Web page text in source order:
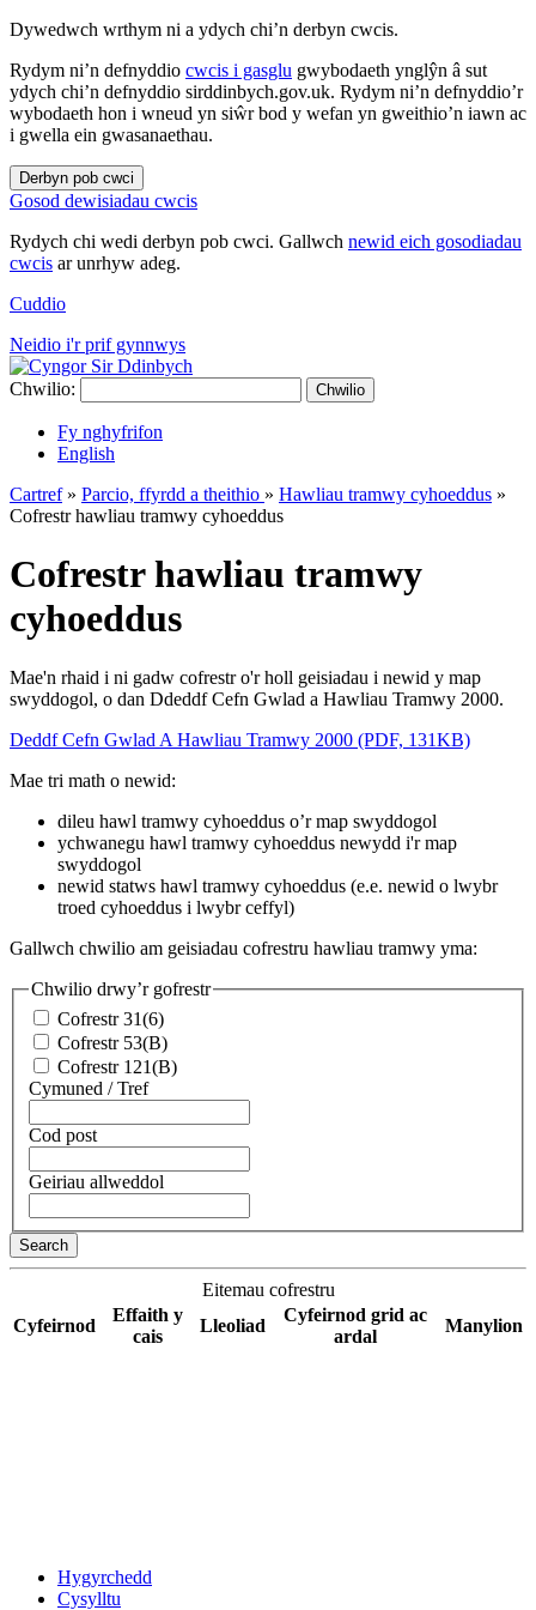
Dywedwch wrthym ni a ydych chi’n derbyn cwcis.
Rydym ni’n defnyddio cwcis i gasglu gwybodaeth ynglŷn â sut
ydych chi’n defnyddio sirddinbych.gov.uk. Rydym ni’n defnyddio’r
wybodaeth hon i wneud yn siŵr bod y wefan yn gweithio’n iawn ac
i gwella ein gwasanaethau.
Derbyn pob cwci
Gosod dewisiadau cwcis
Rydych chi wedi derbyn pob cwci. Gallwch newid eich gosodiadau
cwcis ar unrhyw adeg.
Cuddio
Neidio i'r prif gynnwys
Chwilio: Chwilio
Fy nghyfrifon
English
Cartref» Parcio, ffyrdd a theithio » Hawliau tramwy cyhoeddus »
Cofrestr hawliau tramwy cyhoeddus
Cofrestr hawliau tramwy
cyhoeddus
Mae'n rhaid i ni gadw cofrestr o'r holl geisiadau i newid y map
swyddogol, o dan Ddeddf Cefn Gwlad a Hawliau Tramwy 2000.
Deddf Cefn Gwlad A Hawliau Tramwy 2000 (PDF, 131KB)
Mae tri math o newid:
dileu hawl tramwy cyhoeddus o’r map swyddogol
ychwanegu hawl tramwy cyhoeddus newydd i'r map
swyddogol
newid statws hawl tramwy cyhoeddus (e.e. newid o lwybr
troed cyhoeddus i lwybr ceffyl)
Gallwch chwilio am geisiadau cofrestru hawliau tramwy yma:
Chwilio drwy’r gofrestr
Cofrestr 31(6)
Cofrestr 53(B)
Cofrestr 121(B)
Cymuned / Tref
Cod post
Geiriau allweddol
Search
Eitemau cofrestru
Cyfeirnod
Effaith y
cais
Lleoliad
Cyfeirnod grid ac
ardal
Manylion
Hygyrchedd
Cysylltu